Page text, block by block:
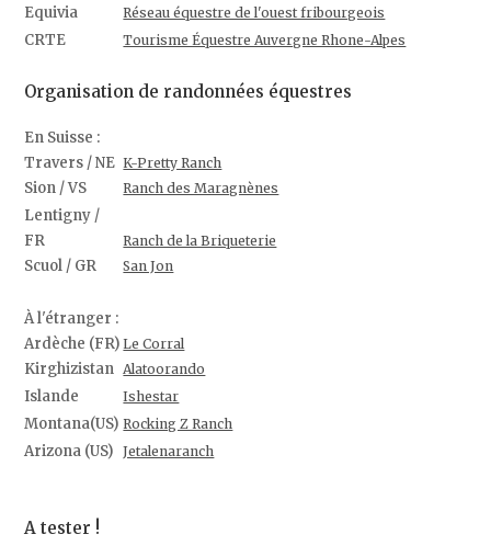
Equivia Réseau équestre de l'ouest fribourgeois
CRTE Tourisme Équestre Auvergne Rhone-Alpes
Organisation de randonnées équestres
En Suisse :
Travers / NE K-Pretty Ranch
Sion / VS Ranch des Maragnènes
Lentigny /
FR
Ranch de la Briqueterie
Scuol / GR San Jon
À l'étranger :
Ardèche (FR) Le Corral
Kirghizistan Alatoorando
Islande Ishestar
Montana(US) Rocking Z Ranch
Arizona (US) Jetalenaranch
A tester !